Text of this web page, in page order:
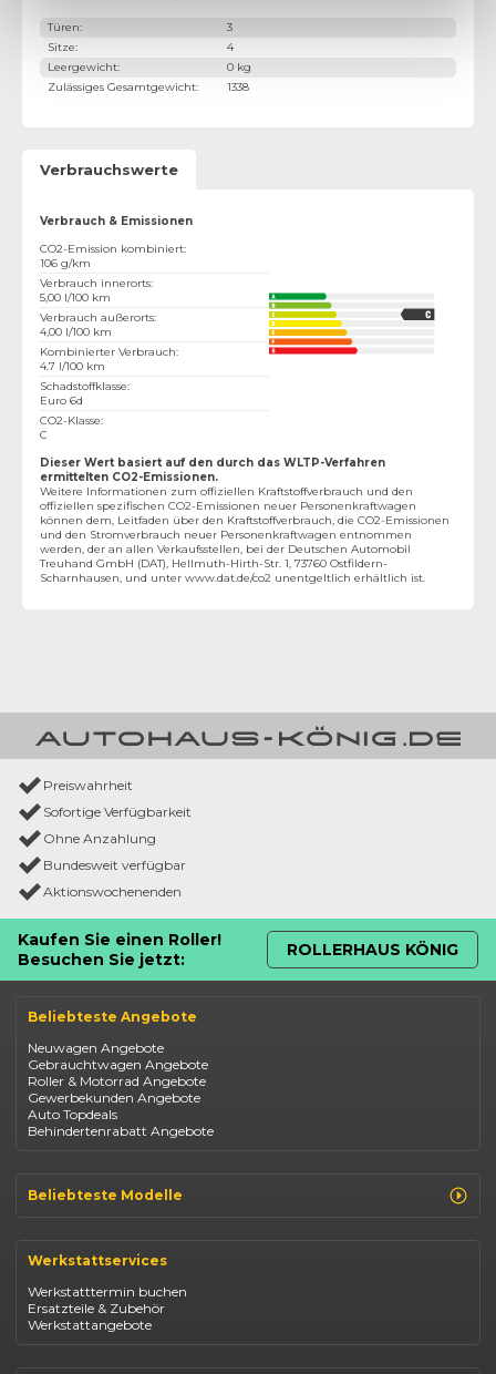
Türen:
3
Sitze:
4
Leergewicht:
0 kg
Zulässiges Gesamtgewicht: 1338
Verbrauchswerte
Verbrauch & Emissionen
CO2-Emission kombiniert:
106 g/km
Verbrauch innerorts:
5,00 l/100 km
Verbrauch außerorts:
4,00 l/100 km
Kombinierter Verbrauch:
4.7 l/100 km
Schadstoffklasse:
Euro 6d
CO2-Klasse:
C
Dieser Wert basiert auf den durch das WLTP-Verfahren
ermittelten CO2-Emissionen.
Weitere Informationen zum offiziellen Kraftstoffverbrauch und den
offiziellen spezifischen CO2-Emissionen neuer Personenkraftwagen
können dem‚ Leitfaden über den Kraftstoffverbrauch, die CO2-Emissionen
und den Stromverbrauch neuer Personenkraftwagen entnommen
werden, der an allen Verkaufsstellen, bei der Deutschen Automobil
Treuhand GmbH (DAT), Hellmuth-Hirth-Str. 1, 73760 Ostfildern-
Scharnhausen, und unter www.dat.de/co2 unentgeltlich erhältlich ist.
Preiswahrheit
Sofortige Verfügbarkeit
Ohne Anzahlung
Bundesweit verfügbar
Aktionswochenenden
Kaufen Sie einen Roller!
Besuchen Sie jetzt:
ROLLERHAUS KÖNIG
Beliebteste Angebote
Neuwagen Angebote
Gebrauchtwagen Angebote
Roller & Motorrad Angebote
Gewerbekunden Angebote
Auto Topdeals
Behindertenrabatt Angebote
Beliebteste Modelle
Opel Corsa
Fiat 500
Dacia Duster
Dacia Sandero
Jeep Compass
Werkstattservices
Werkstatttermin buchen
Ersatzteile & Zubehör
Werkstattangebote